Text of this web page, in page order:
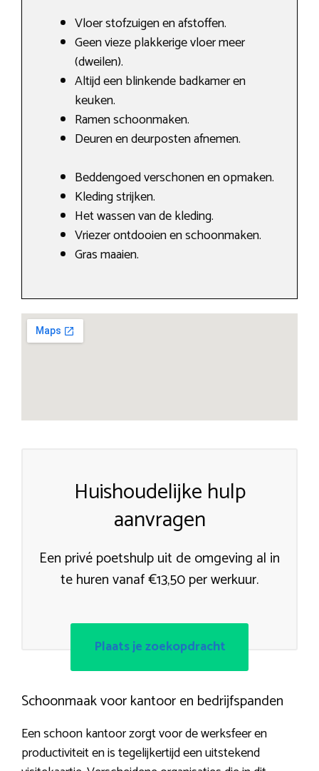
Vloer stofzuigen en afstoffen.
Geen vieze plakkerige vloer meer
(dweilen).
Altijd een blinkende badkamer en
keuken.
Ramen schoonmaken.
Deuren en deurposten afnemen.
Beddengoed verschonen en opmaken.
Kleding strijken.
Het wassen van de kleding.
Vriezer ontdooien en schoonmaken.
Gras maaien.
Huishoudelijke hulp
aanvragen
Een privé poetshulp uit de omgeving al in
te huren vanaf €13,50 per werkuur.
Plaats je zoekopdracht
Schoonmaak voor kantoor en bedrijfspanden
Een schoon kantoor zorgt voor de werksfeer en
productiviteit en is tegelijkertijd een uitstekend